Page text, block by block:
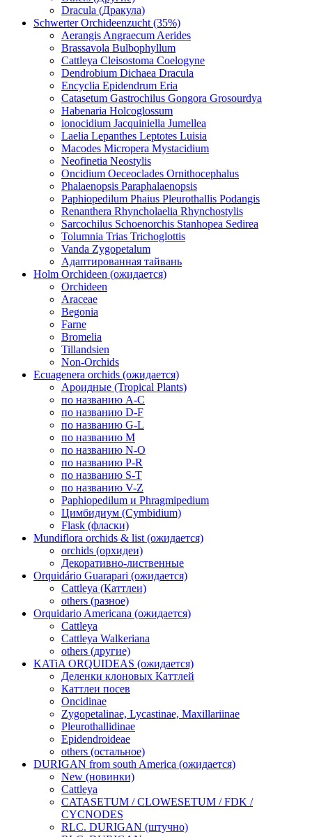
Dracula (Дракула)
Schwerter Orchideenzucht (35%)
Aerangis Angraecum Aerides
Brassavola Bulbophyllum
Cattleya Cleisostoma Coelogyne
Dendrobium Dichaea Dracula
Encyclia Epidendrum Eria
Catasetum Gastrochilus Gongora Grosourdya
Habenaria Holcoglossum
ionocidium Jacquiniella Jumellea
Laelia Lepanthes Leptotes Luisia
Macodes Micropera Mystacidium
Neofinetia Neostylis
Oncidium Oeceoclades Ornithocephalus
Phalaenopsis Paraphalaenopsis
Paphiopedilum Phaius Pleurothallis Podangis
Renanthera Rhyncholaelia Rhynchostylis
Sarcochilus Schoenorchis Stanhopea Sedirea
Tolumnia Trias Trichoglottis
Vanda Zygopetalum
Адаптированная тайвань
Holm Orchideen (ожидается)
Orchideen
Araceae
Begonia
Farne
Bromelia
Tillandsien
Non-Orchids
Ecuagenera orchids (ожидается)
Ароидные (Tropical Plants)
по названию A-C
по названию D-F
по названию G-L
по названию M
по названию N-O
по названию P-R
по названию S-T
по названию V-Z
Paphiopedilum и Phragmipedium
Цимбидиум (Cymbidium)
Flask (фласки)
Mundiflora orchids & list (ожидается)
orchids (орхидеи)
Декоративно-лиственные
Orquidário Guarapari (ожидается)
Cattleya (Каттлеи)
others (разное)
Orquidario Americana (ожидается)
Cattleya
Cattleya Walkeriana
others (другие)
KATiA ORQUIDEAS (ожидается)
Деленки клоновых Каттлей
Каттлеи посев
Oncidinae
Zygopetalinae, Lycastinae, Maxillariinae
Pleurothallidinae
Epidendroideae
others (остальное)
DURIGAN from south America (ожидается)
New (новинки)
Cattleya
CATASETUM / CLOWESETUM / FDK /
CYCNODES
RLC. DURIGAN (штучно)